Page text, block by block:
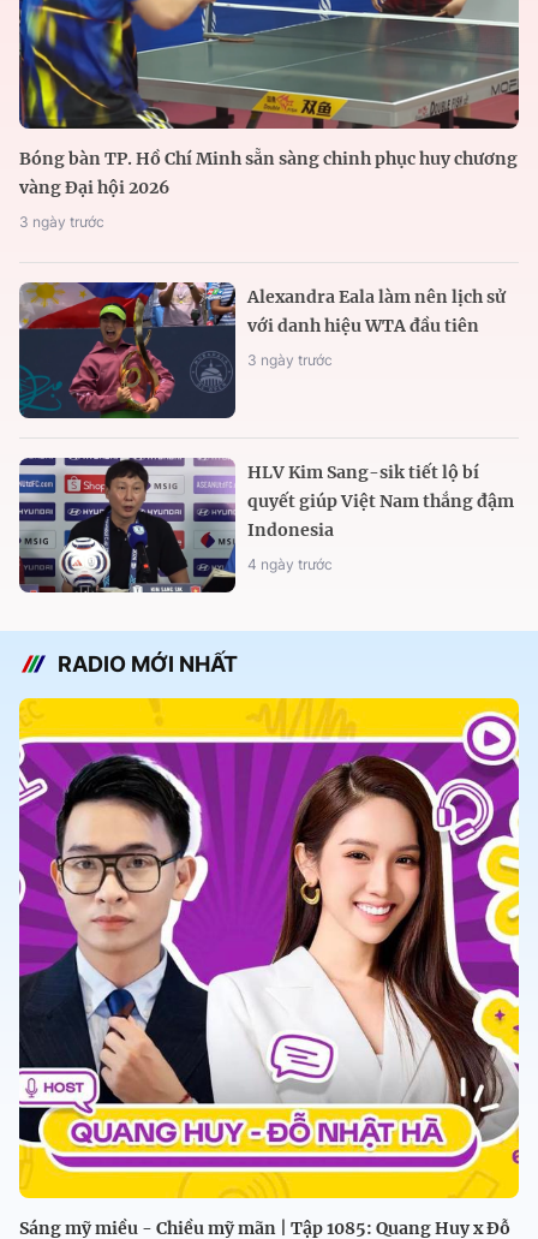
Bóng bàn TP. Hồ Chí Minh sẵn sàng chinh phục huy chương
vàng Đại hội 2026
3 ngày trước
Alexandra Eala làm nên lịch sử
với danh hiệu WTA đầu tiên
3 ngày trước
HLV Kim Sang-sik tiết lộ bí
quyết giúp Việt Nam thắng đậm
Indonesia
4 ngày trước
RADIO MỚI NHẤT
Sáng mỹ miều - Chiều mỹ mãn | Tập 1085: Quang Huy x Đỗ